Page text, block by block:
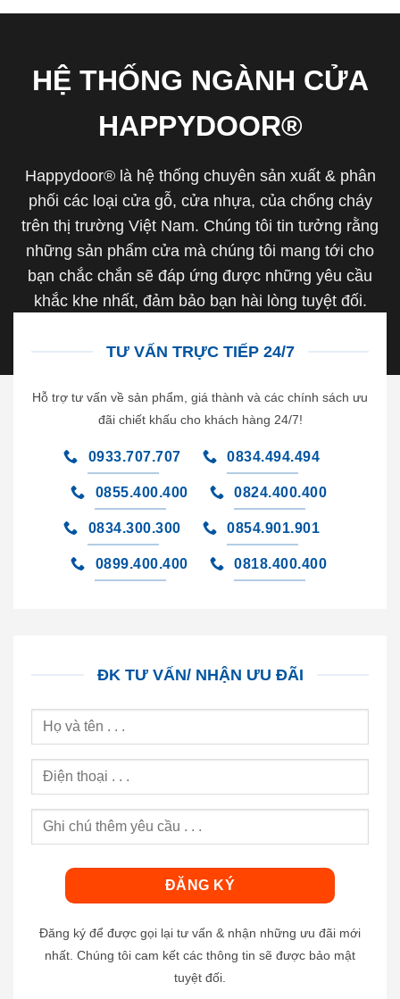
HỆ THỐNG NGÀNH CỬA
HAPPYDOOR®
Happydoor® là hệ thống chuyên sản xuất & phân
phối các loại cửa gỗ, cửa nhựa, của chống cháy
trên thị trường Việt Nam. Chúng tôi tin tưởng rằng
những sản phẩm cửa mà chúng tôi mang tới cho
bạn chắc chắn sẽ đáp ứng được những yêu cầu
khắc khe nhất, đảm bảo bạn hài lòng tuyệt đối.
TƯ VẤN TRỰC TIẾP 24/7
Hỗ trợ tư vấn về sản phẩm, giá thành và các chính sách ưu
đãi chiết khấu cho khách hàng 24/7!
0933.707.707 0834.494.494
0855.400.400 0824.400.400
0834.300.300 0854.901.901
0899.400.400 0818.400.400
ĐK TƯ VẤN/ NHẬN ƯU ĐÃI
Đăng ký để được gọi lại tư vấn & nhận những ưu đãi mới
nhất. Chúng tôi cam kết các thông tin sẽ được bảo mật
tuyệt đối.